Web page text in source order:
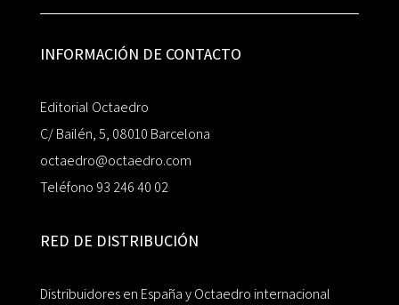
INFORMACIÓN DE CONTACTO
Editorial Octaedro
C/ Bailén, 5, 08010 Barcelona
octaedro@octaedro.com
Teléfono 93 246 40 02
RED DE DISTRIBUCIÓN
Distribuidores en España y Octaedro internacional